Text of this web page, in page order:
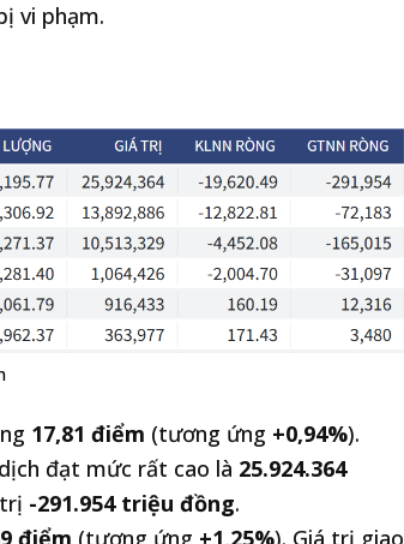
vi phạm.
17,81 điểm (tương ứng +0,94%).
đạt mức rất cao là 25.924.364
-291.954 triệu đồng.
điểm (tương ứng +1,25%). Giá trị giao